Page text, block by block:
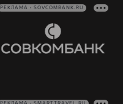
РЕКЛАМА • SOVCOMBANK.RU